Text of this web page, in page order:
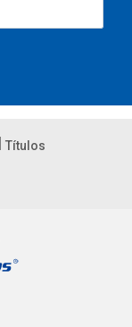
Títulos